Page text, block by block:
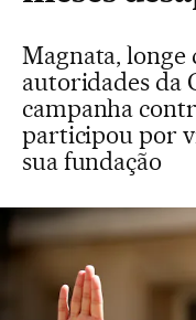
Magnata, longe
autoridades da
campanha
participou por
sua fundação